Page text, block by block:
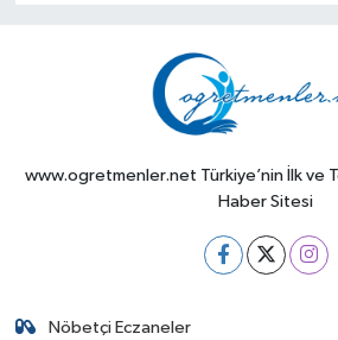
www.ogretmenler.net Türkiye’nin İlk ve
Haber Sitesi
Nöbetçi Eczaneler